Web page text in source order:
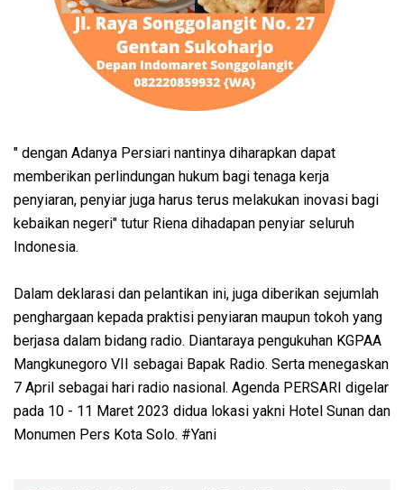
" dengan Adanya Persiari nantinya diharapkan dapat
memberikan perlindungan hukum bagi tenaga kerja
penyiaran, penyiar juga harus terus melakukan inovasi bagi
kebaikan negeri" tutur Riena dihadapan penyiar seluruh
Indonesia.
Dalam deklarasi dan pelantikan ini, juga diberikan sejumlah
penghargaan kepada praktisi penyiaran maupun tokoh yang
berjasa dalam bidang radio. Diantaraya pengukuhan KGPAA
Mangkunegoro VII sebagai Bapak Radio. Serta menegaskan
7 April sebagai hari radio nasional. Agenda PERSARI digelar
pada 10 - 11 Maret 2023 didua lokasi yakni Hotel Sunan dan
Monumen Pers Kota Solo. #Yani